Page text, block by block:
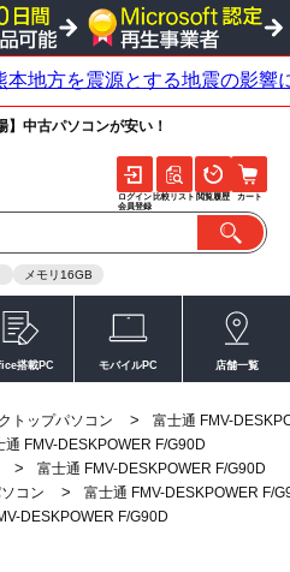
中古パソコンが安い！
メモリ16GB
ログイン
会員登録
比較リスト 閲覧履歴 カート
搭載PC モバイルPC 店舗一覧
トップパソコン >
富士通 FMV-
通 FMV-DESKPOWER F/G90D
>
富士通 FMV-DESKPOWER F/G90D
コン >
富士通 FMV-DESKPOWER F/
DESKPOWER F/G90D